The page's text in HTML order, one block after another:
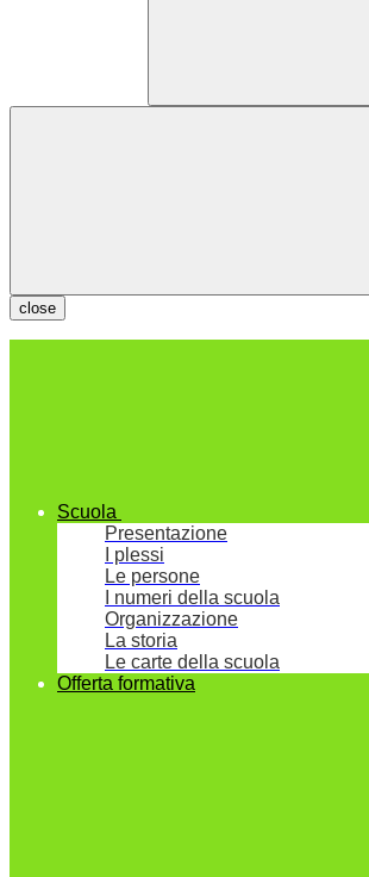
close
Scuola
Presentazione
I plessi
Le persone
I numeri della scuola
Organizzazione
La storia
Le carte della scuola
Offerta formativa